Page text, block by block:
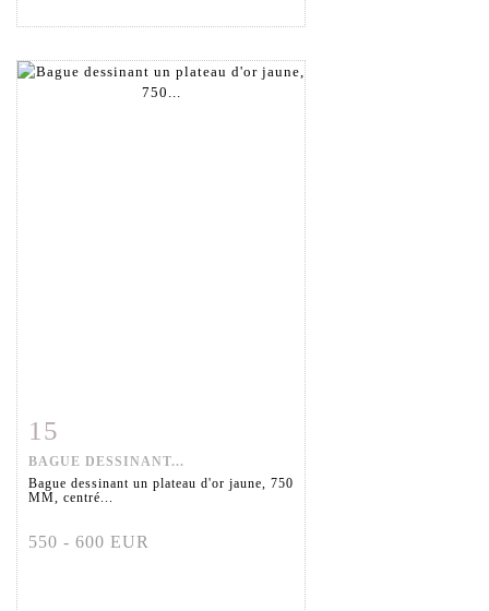
Fiche détaillée
15
BAGUE DESSINANT...
Bague dessinant un plateau d'or jaune, 750
MM, centré...
550 - 600 EUR